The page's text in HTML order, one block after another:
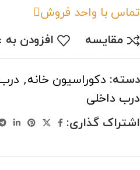
تماس با واحد فروش
مقایسه
افزودن به
دسته: دکوراسیون خانه,
درب داخلی
اشتراک گذاری: